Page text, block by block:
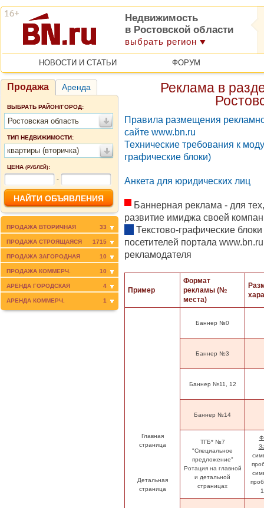
Недвижимость
в Ростовской области
выбрать регион
НОВОСТИ И СТАТЬИ ФОРУМ
Продажа Аренда
ВЫБРАТЬ РАЙОН/ГОРОД:
Ростовская область
ТИП НЕДВИЖИМОСТИ:
квартиры (вторичка)
ЦЕНА (РУБЛЕЙ):
-
ПРОДАЖА ВТОРИЧНАЯ 33
ПРОДАЖА СТРОЯЩАЯСЯ 1715
ПРОДАЖА ЗАГОРОДНАЯ 10
ПРОДАЖА КОММЕРЧ. 10
АРЕНДА ГОРОДСКАЯ 4
АРЕНДА КОММЕРЧ. 1
Реклама в
Правила размещения
сайте www.bn.ru
Технические требования к
графические блоки)
Анкета для юридических лиц
Баннерная реклама - для
развитие имиджа своей
Текстово-графические
посетителей портала
рекламодателя
Пример
Формат
рекламы (№
места)
Главная
страница
Детальная
страница
Баннер №0
Баннер №3
Баннер №11, 12
Баннер №14
ТГБ* №7
"Специальное
предложение"
Ротация на главной
и детальной
страницах